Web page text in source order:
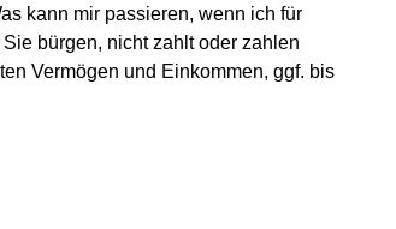
kann mir passieren, wenn ich für
bürgen, nicht zahlt oder zahlen
Vermögen und Einkommen, ggf. bis